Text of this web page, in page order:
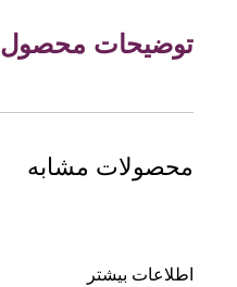
توضیحات محصول
محصولات مشابه
اطلاعات بیشتر